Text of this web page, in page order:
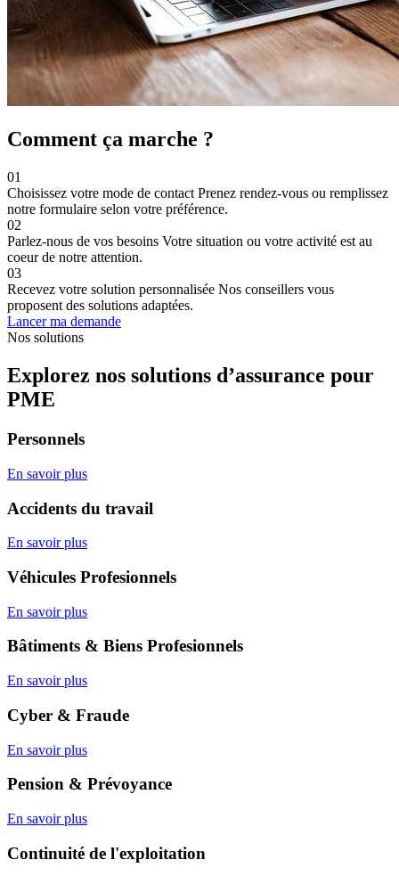
Comment ça marche ?
01
Choisissez votre mode de contact Prenez rendez-vous ou remplissez
notre formulaire selon votre préférence.
02
Parlez-nous de vos besoins Votre situation ou votre activité est au
coeur de notre attention.
03
Recevez votre solution personnalisée Nos conseillers vous
proposent des solutions adaptées.
Lancer ma demande
Nos solutions
Explorez nos solutions d’assurance pour
PME
Personnels
En savoir plus
Accidents du travail
En savoir plus
Véhicules Profesionnels
En savoir plus
Bâtiments & Biens Profesionnels
En savoir plus
Cyber & Fraude
En savoir plus
Pension & Prévoyance
En savoir plus
Continuité de l'exploitation